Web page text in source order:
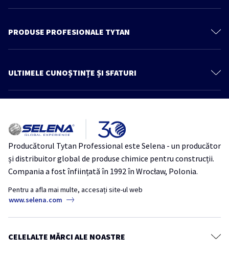
Contactează-ne
Cunoștințe și sfaturi
PRODUSE PROFESIONALE TYTAN
Spume Adezivi
Produse pentru lemn
Benzi
Ancore Chimice
Tytan Industrie
ULTIMELE CUNOȘTINȚE ȘI SFATURI
Mai multe articole
inovator
THERMOSPRAY LOW-MDI – Ideal pentru proiecte mici de izolație și
refacerea izolației existente
Izolație Thermospray TytanProfessional
18 mituri despre siliconi și etanșanți acrilici
Bune practici pentru utilizarea spumei poliuretanice în sezonul rece
SpumăPoliuretanică
Producătorul Tytan Professional este Selena - un producător
și distribuitor global de produse chimice pentru construcții.
Compania a fost înființată în 1992 în Wrocław, Polonia.
Pentru a afla mai multe, accesați site-ul web
www.selena.com
CELELALTE MĂRCI ALE NOASTRE